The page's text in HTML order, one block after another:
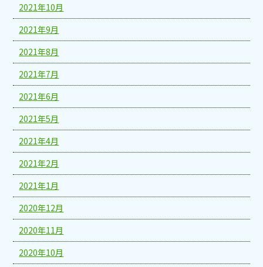
2021年10月
2021年9月
2021年8月
2021年7月
2021年6月
2021年5月
2021年4月
2021年2月
2021年1月
2020年12月
2020年11月
2020年10月